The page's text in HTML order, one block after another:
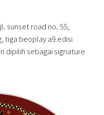
sunset road no. 55,
tiga beoplay a9 edisi
dipilih sebagai signature